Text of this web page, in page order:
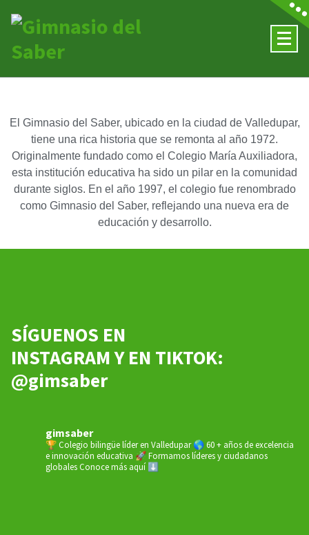
El Gimnasio del Saber, ubicado en la ciudad de Valledupar,
tiene una rica historia que se remonta al año 1972.
Originalmente fundado como el Colegio María Auxiliadora,
esta institución educativa ha sido un pilar en la comunidad
durante siglos. En el año 1997, el colegio fue renombrado
como Gimnasio del Saber, reflejando una nueva era de
educación y desarrollo.
SÍGUENOS EN
INSTAGRAM Y EN TIKTOK:
@gimsaber
gimsaber
🏆 Colegio bilingüe líder en Valledupar🌎 60 + años de excelencia
e innovación educativa 🚀 Formamos líderes y ciudadanos
globalesConoce más aquí ⬇️